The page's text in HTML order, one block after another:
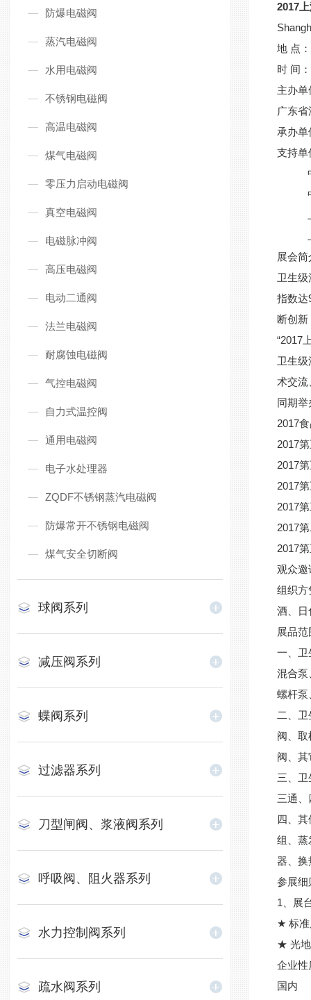
防爆电磁阀
蒸汽电磁阀
水用电磁阀
不锈钢电磁阀
高温电磁阀
煤气电磁阀
零压力启动电磁阀
真空电磁阀
电磁脉冲阀
高压电磁阀
电动二通阀
法兰电磁阀
耐腐蚀电磁阀
气控电磁阀
自力式温控阀
通用电磁阀
电子水处理器
ZQDF不锈钢蒸汽电磁阀
防爆常开不锈钢电磁阀
煤气安全切断阀
球阀系列
减压阀系列
蝶阀系列
过滤器系列
刀型闸阀、浆液阀系列
呼吸阀、阻火器系列
水力控制阀系列
疏水阀系列
2017
地 点
时 间
主办
广东
承办
支持单
中
中国
展会简
卫生
指数达
断创
“2017
卫生
术交流
同期举
2017
2017
2017
2017
2017
2017
2017
观众邀
组织方
酒、日
展品范
一、卫
混合泵
螺杆泵
二、
阀、
阀、
三、
三通
四、
组、蒸
器、换
参展细
1、展
★ 标准
★ 光地
企业性
国内